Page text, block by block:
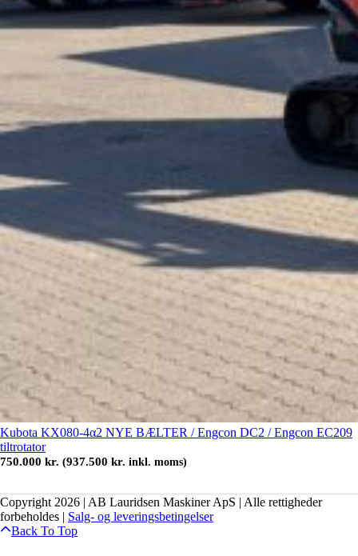
Kubota KX080-4α2 NYE BÆLTER / Engcon DC2 / Engcon EC209
tiltrotator
750.000 kr. (937.500 kr. inkl. moms)
Copyright 2026 | AB Lauridsen Maskiner ApS | Alle rettigheder
forbeholdes | Salg- og leveringsbetingelser
Back To Top